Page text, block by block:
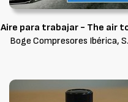
Aire para trabajar - The air
Boge Compresores Ibérica,